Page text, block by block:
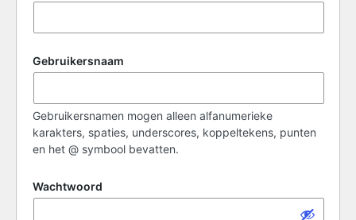
Gebruikersnaam
Gebruikersnamen mogen alleen alfanumerieke
karakters, spaties, underscores, koppeltekens, punten
en het @ symbool bevatten.
Wachtwoord